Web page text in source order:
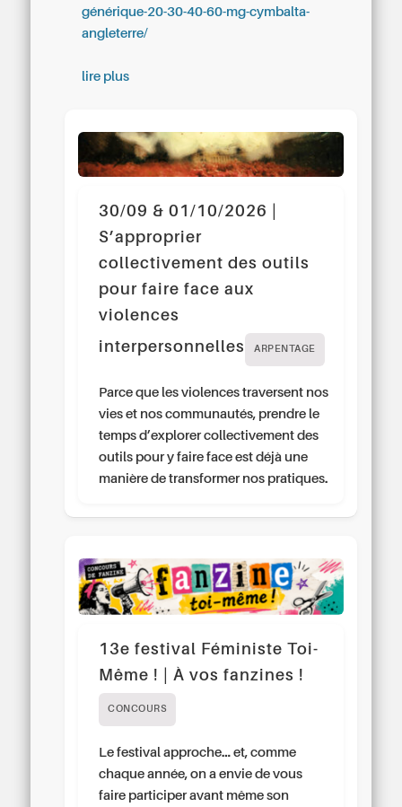
générique-20-30-40-60-mg-cymbalta-
angleterre/
lire plus
30/09 & 01/10/2026 |
S’approprier
collectivement des outils
pour faire face aux
violences
interpersonnelles
ARPENTAGE
Parce que les violences traversent nos
vies et nos communautés, prendre le
temps d’explorer collectivement des
outils pour y faire face est déjà une
manière de transformer nos pratiques.
13e festival Féministe Toi-
Même ! | À vos fanzines !
CONCOURS
Le festival approche… et, comme
chaque année, on a envie de vous
faire participer avant même son